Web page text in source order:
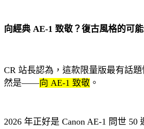
向經典 AE-1 致敬？復古風格的可
CR 站長認為，這款限量版最有話
然是——向 AE-1 致敬 。
2026 年正好是 Canon AE-1 問世 50